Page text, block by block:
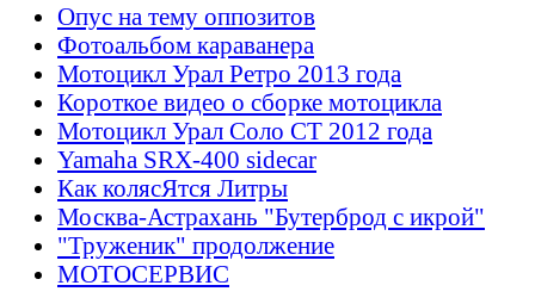
Опус на тему оппозитов
Фотоальбом караванера
Мотоцикл Урал Ретро 2013 года
Короткое видео о сборке мотоцикла
Мотоцикл Урал Соло СТ 2012 года
Yamaha SRX-400 sidecar
Как колясЯтся Литры
Москва-Астрахань "Бутерброд с икрой"
"Труженик" продолжение
МОТОСЕРВИС